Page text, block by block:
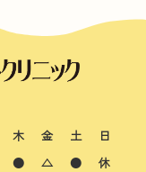
木 金 土
日
● △ ●
休